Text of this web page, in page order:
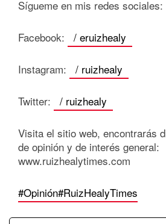
Sígueme en mis redes sociales:
Facebook: / eruizhealy
Instagram: / ruizhealy
Twitter: / ruizhealy
Visita el sitio web, encontrarás
de opinión y de interés general:
www.ruizhealytimes.com
#Opinión#RuizHealyTimes